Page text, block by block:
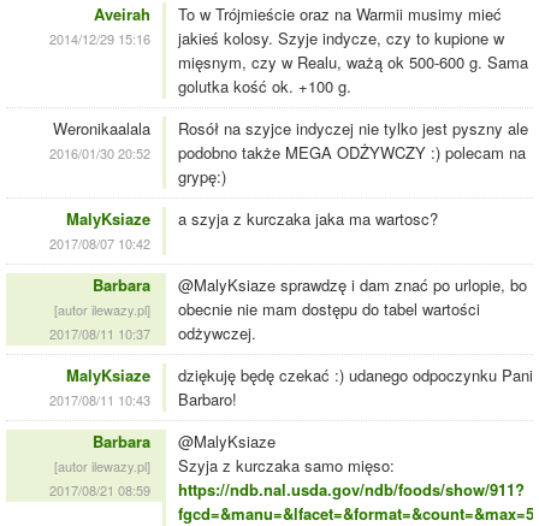
Aveirah
2014/12/29 15:16
To w Trójmieście oraz na Warmii musimy mieć
jakieś kolosy. Szyje indycze, czy to kupione w
mięsnym, czy w Realu, ważą ok 500-600 g. Sama
golutka kość ok. +100 g.
Weronikaalala
2016/01/30 20:52
Rosół na szyjce indyczej nie tylko jest pyszny ale
podobno także MEGA ODŻYWCZY :) polecam na
grypę:)
MalyKsiaze
2017/08/07 10:42
a szyja z kurczaka jaka ma wartosc?
Barbara
[autor ilewazy.pl]
2017/08/11 10:37
@MalyKsiaze sprawdzę i dam znać po urlopie, bo
obecnie nie mam dostępu do tabel wartości
odżywczej.
MalyKsiaze
2017/08/11 10:43
dziękuję będę czekać :) udanego odpoczynku Pani
Barbaro!
Barbara
[autor ilewazy.pl]
2017/08/21 08:59
@MalyKsiaze
Szyja z kurczaka samo mięso:
https://ndb.nal.usda.gov/ndb/foods/show/911?